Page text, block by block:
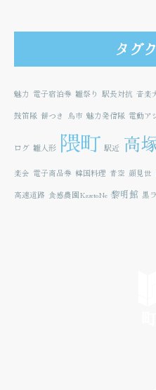
タグ
魅力 電子宿泊券 雛祭り 駅長対抗 音楽
鼓笛隊 餅つき 鳥市 魅力発信隊 電動ア
ログ 雛人形 隈町 駅近 高
楽会 電子商品券 韓国料理 青空 顔見世
高速道路 食感農園KazetoNe 黎明館 黒